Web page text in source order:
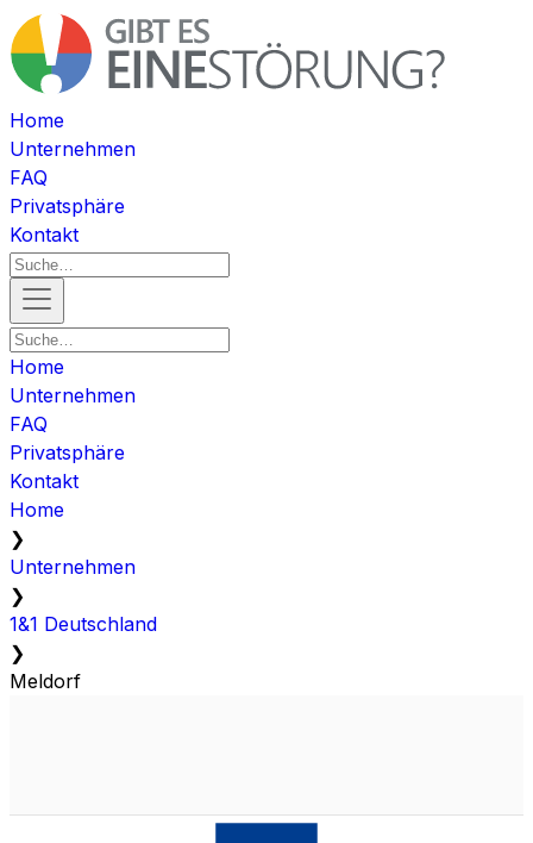
Home
Unternehmen
FAQ
Privatsphäre
Kontakt
Home
Unternehmen
FAQ
Privatsphäre
Kontakt
Home
❯
Unternehmen
❯
1&1 Deutschland
❯
Meldorf